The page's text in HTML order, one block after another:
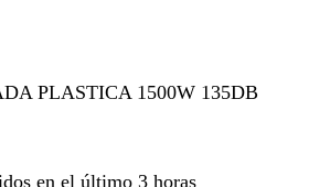
PLASTICA 1500W 135DB
en el último 3 horas